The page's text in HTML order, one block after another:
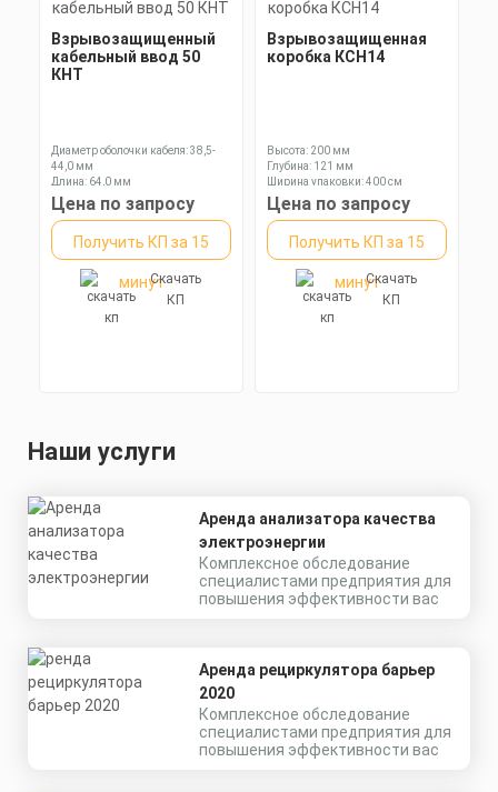
Взрывозащищенный
кабельный ввод 50
КНТ
Диаметр оболочки кабеля: 38,5-
44,0 мм
Длина: 64,0 мм
Ключ: 60 мм
Цена по запросу
Получить КП за 15
минутСкачать
КП
Взрывозащищенная
коробка КСН14
Высота: 200 мм
Глубина: 121 мм
Ширина упаковки: 400 см
Цена по запросу
Получить КП за 15
минутСкачать
КП
Наши услуги
Аренда анализатора качества
электроэнергии
Комплексное обследование
специалистами предприятия для
повышения эффективности вас
Аренда рециркулятора барьер
2020
Комплексное обследование
специалистами предприятия для
повышения эффективности вас